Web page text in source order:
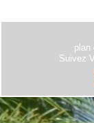
plan
Suivez